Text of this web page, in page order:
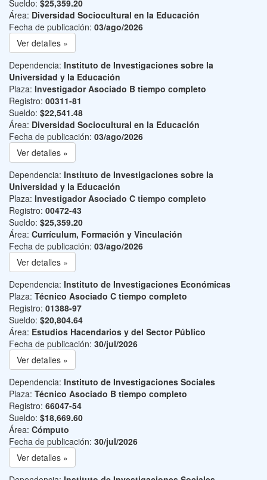
Sueldo: $25,359.20
Área: Diversidad Sociocultural en la Educación
Fecha de publicación: 03/ago/2026
Ver detalles »
Dependencia: Instituto de Investigaciones sobre la
Universidad y la Educación
Plaza: Investigador Asociado B tiempo completo
Registro: 00311-81
Sueldo: $22,541.48
Área: Diversidad Sociocultural en la Educación
Fecha de publicación: 03/ago/2026
Ver detalles »
Dependencia: Instituto de Investigaciones sobre la
Universidad y la Educación
Plaza: Investigador Asociado C tiempo completo
Registro: 00472-43
Sueldo: $25,359.20
Área: Currículum, Formación y Vinculación
Fecha de publicación: 03/ago/2026
Ver detalles »
Dependencia: Instituto de Investigaciones Económicas
Plaza: Técnico Asociado C tiempo completo
Registro: 01388-97
Sueldo: $20,804.64
Área: Estudios Hacendarios y del Sector Público
Fecha de publicación: 30/jul/2026
Ver detalles »
Dependencia: Instituto de Investigaciones Sociales
Plaza: Técnico Asociado B tiempo completo
Registro: 66047-54
Sueldo: $18,669.60
Área: Cómputo
Fecha de publicación: 30/jul/2026
Ver detalles »